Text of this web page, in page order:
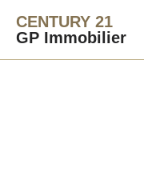
CENTURY 21
GP Immobilier